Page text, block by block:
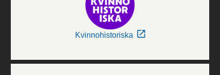
Kvinnohistoriska